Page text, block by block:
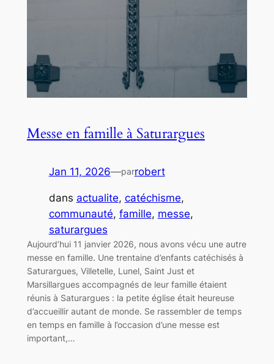
Messe en famille à Saturargues
Jan 11, 2026—parrobert
dans actualite, catéchisme
communauté, famille, messe
saturargues
Aujourd’hui 11 janvier 2026, nous avons vécu une autre
messe en famille. Une trentaine d’enfants catéchisés à
Saturargues, Villetelle, Lunel, Saint Just et
Marsillargues accompagnés de leur famille étaient
réunis à Saturargues : la petite église était heureuse
d’accueillir autant de monde. Se rassembler de temps
en temps en famille à l’occasion d’une messe est
important,…